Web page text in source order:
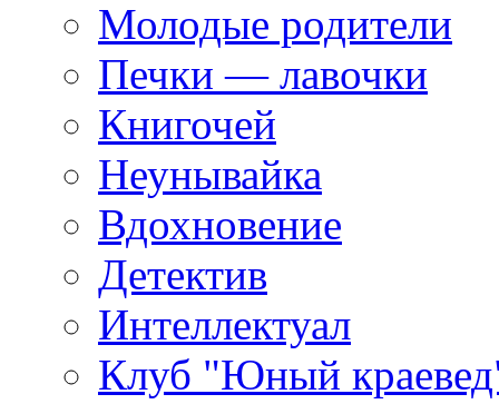
Молодые родители
Печки — лавочки
Книгочей
Неунывайка
Вдохновение
Детектив
Интеллектуал
Клуб "Юный